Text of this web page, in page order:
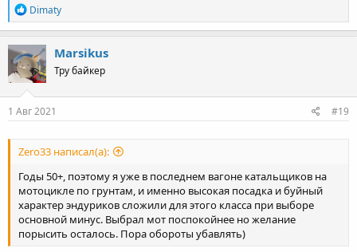
R
e
a
c
t
i
o
n
s
Dimaty
Marsikus
Тру байкер
1 Авг 2021 #19
Zero33 написал(а):
Годы 50+, поэтому я уже в последнем вагоне катальщиков на
мотоцикле по грунтам, и именно высокая посадка и буйный
характер эндуриков сложили для этого класса при выборе
основной минус. Выбрал мот поспокойнее но желание
порысить осталось. Пора обороты убавлять)